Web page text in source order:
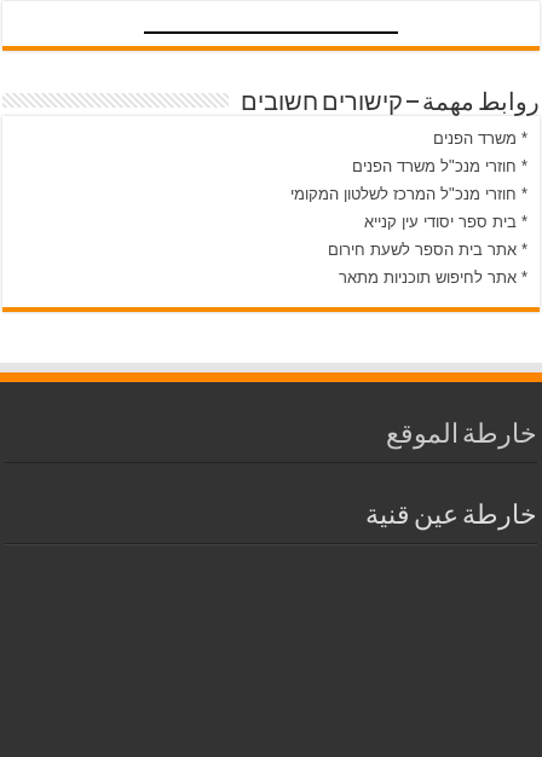
روابط مهمة – קישורים חשובים
* משרד הפנים
* חוזרי מנכ"ל משרד הפנים
* חוזרי מנכ"ל המרכז לשלטון המקומי
* בית ספר יסודי עין קנייא
* אתר בית הספר לשעת חירום
* אתר לחיפוש תוכניות מתאר
خارطة الموقع
خارطة عين قنية